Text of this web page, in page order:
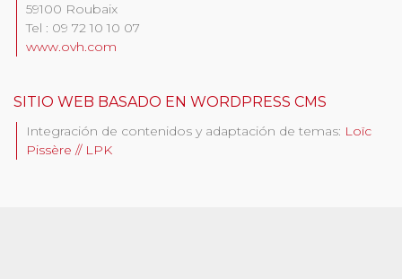
59100 Roubaix
Tel : 09 72 10 10 07
www.ovh.com
SITIO WEB BASADO EN WORDPRESS CMS
Integración de contenidos y adaptación de temas: Loïc
Pissère // LPK